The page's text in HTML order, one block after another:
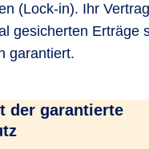
(Lock-in). Ihr
gesicherten Erträge
garantiert.
der garantierte